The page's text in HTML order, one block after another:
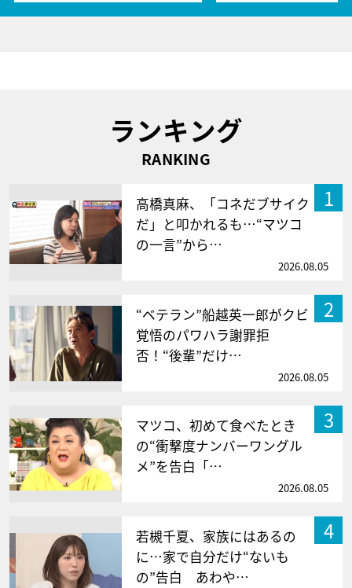
ランキング
RANKING
1
高橋真麻、「コネだブサイク
だ」と叩かれるも…“マツコ
の一言”から…
2026.08.05
2
“ベテラン”船越英一郎がクビ
覚悟のパワハラ謝罪拒
否！“後輩”だけ…
2026.08.05
3
マツコ、初めて食べたとき
の“衝撃度ナンバーワングル
メ”を告白「…
2026.08.05
4
若槻千夏、家族にはあるの
に…家で自分だけ“ないも
の”告白 あわや…